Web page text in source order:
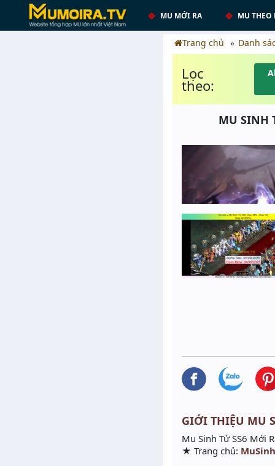
MU MỚI RA MU THEO
Trang chủ Danh
Lọc
theo:
MU SINH
GIỚI THIỆU MU
Mu Sinh Tử SS6 Mới
★ Trang chủ: